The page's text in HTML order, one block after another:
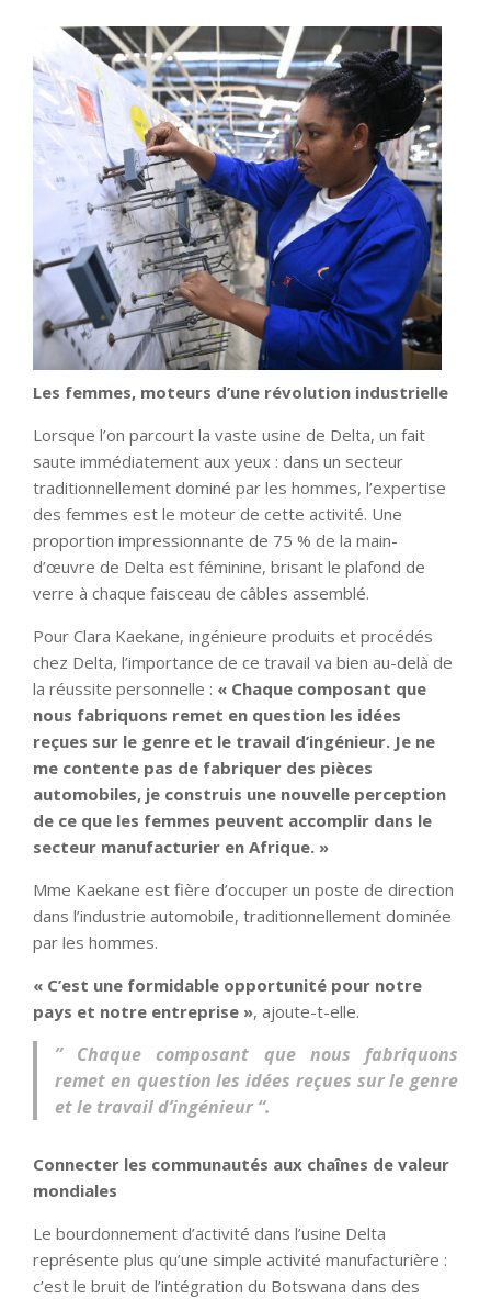
Les femmes, moteurs d’une révolution industrielle
Lorsque l’on parcourt la vaste usine de Delta, un fait
saute immédiatement aux yeux : dans un secteur
traditionnellement dominé par les hommes, l’expertise
des femmes est le moteur de cette activité. Une
proportion impressionnante de 75 % de la main-
d’œuvre de Delta est féminine, brisant le plafond de
verre à chaque faisceau de câbles assemblé.
Pour Clara Kaekane, ingénieure produits et procédés
chez Delta, l’importance de ce travail va bien au-delà de
la réussite personnelle : « Chaque composant que
nous fabriquons remet en question les idées
reçues sur le genre et le travail d’ingénieur. Je ne
me contente pas de fabriquer des pièces
automobiles, je construis une nouvelle perception
de ce que les femmes peuvent accomplir dans le
secteur manufacturier en Afrique. »
Mme Kaekane est fière d’occuper un poste de direction
dans l’industrie automobile, traditionnellement dominée
par les hommes.
« C’est une formidable opportunité pour notre
pays et notre entreprise », ajoute-t-elle.
” Chaque composant que nous fabriquons
remet en question les idées reçues sur le genre
et le travail d’ingénieur “.
Connecter les communautés aux chaînes de valeur
mondiales
Le bourdonnement d’activité dans l’usine Delta
représente plus qu’une simple activité manufacturière :
c’est le bruit de l’intégration du Botswana dans des